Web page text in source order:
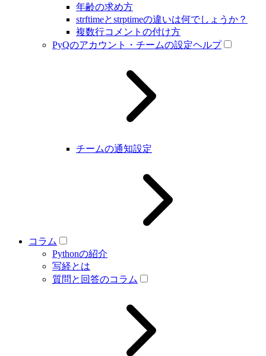
年齢の求め方
strftimeとstrptimeの違いは何でしょうか？
複数行コメントの付け方
PyQのアカウント・チームの設定ヘルプ
チームの通知設定
コラム
Pythonの紹介
写経とは
質問と回答のコラム